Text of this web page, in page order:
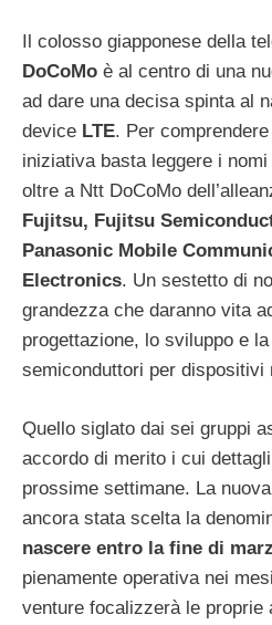
Il colosso giapponese della
DoCoMo è al centro di una
ad dare una decisa spinta al
device LTE. Per
iniziativa basta leggere i
oltre a Ntt DoCoMo
Fujitsu, Fujitsu
Panasonic Mobile
Electronics. Un sestetto di
grandezza che daranno vita
progettazione, lo sviluppo e
semiconduttori per dispositivi
Quello siglato dai sei gruppi
accordo di merito i cui
prossime settimane. La
ancora stata scelta la
nascere entro la fine di
pienamente operativa nei
venture focalizzerà le proprie